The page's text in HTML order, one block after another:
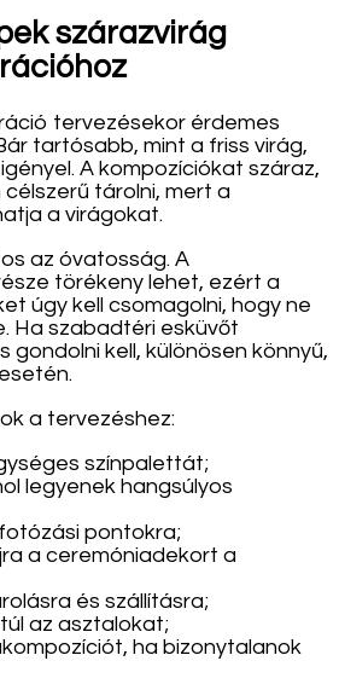
szárazvirág
tervezésekor érdemes
tartósabb, mint a friss virág,
A kompozíciókat száraz,
tárolni, mert a
a virágokat.
az óvatosság. A
törékeny lehet, ezért a
úgy kell csomagolni, hogy ne
Ha szabadtéri esküvőt
gondolni kell, különösen könnyű,
a tervezéshez:
színpalettát;
legyenek hangsúlyos
pontokra;
a ceremóniadekort a
és szállításra;
az asztalokat;
ha bizonytalanok